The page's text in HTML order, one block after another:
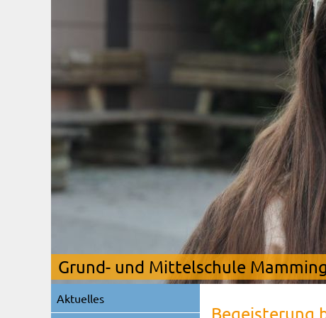
Grund- und Mittelschule
Begeisterung
Navigation
überspringen
Aktuelles